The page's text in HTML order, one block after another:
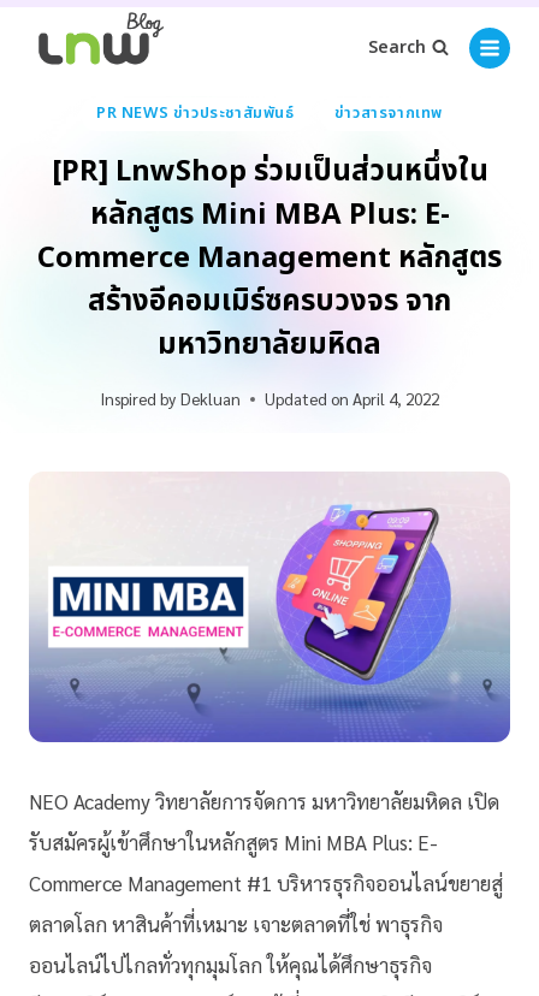
Search
PR NEWS ข่าวประชาสัมพันธ์ ข่าวสารจากเทพ
[PR] LnwShop ร่วมเป็นส่วนหนึ่งใน
หลักสูตร Mini MBA Plus: E-
Commerce Management หลักสูตร
สร้างอีคอมเมิร์ซครบวงจร จาก
มหาวิทยาลัยมหิดล
Inspired by Dekluan Updated on April 4, 2022
NEO Academy วิทยาลัยการจัดการ มหาวิทยาลัยมหิดล เปิด
รับสมัครผู้เข้าศึกษาในหลักสูตร Mini MBA Plus: E-
Commerce Management #1 บริหารธุรกิจออนไลน์ขยายสู่
ตลาดโลก หาสินค้าที่เหมาะ เจาะตลาดที่ใช่ พาธุรกิจ
ออนไลน์ไปไกลทั่วทุกมุมโลก ให้คุณได้ศึกษาธุรกิจ